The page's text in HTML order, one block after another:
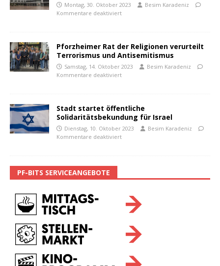
Montag, 30. Oktober 2023
Besim Karadeniz
Kommentare deaktiviert
Pforzheimer Rat der Religionen verurteilt
Terrorismus und Antisemitismus
Samstag, 14. Oktober 2023
Besim Karadeniz
Kommentare deaktiviert
Stadt startet öffentliche
Solidaritätsbekundung für Israel
Dienstag, 10. Oktober 2023
Besim Karadeniz
Kommentare deaktiviert
PF-BITS SERVICEANGEBOTE